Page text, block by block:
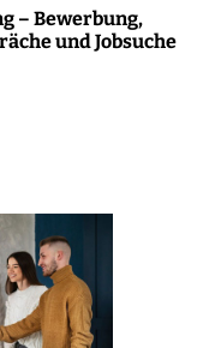
– Bewerbung,
und Jobsuche